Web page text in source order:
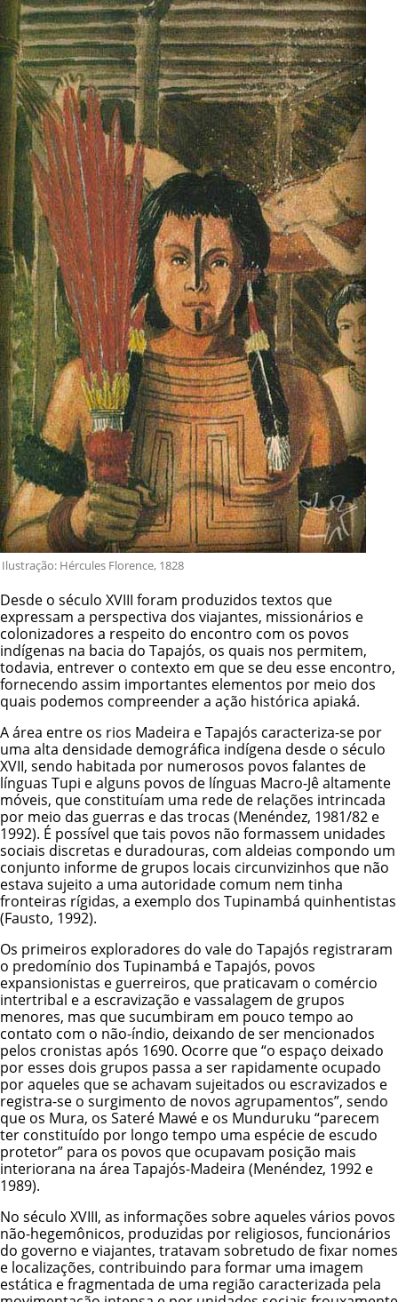
Ilustração: Hércules Florence, 1828
Desde o século XVIII foram produzidos textos que
expressam a perspectiva dos viajantes, missionários e
colonizadores a respeito do encontro com os povos
indígenas na bacia do Tapajós, os quais nos permitem,
todavia, entrever o contexto em que se deu esse encontro,
fornecendo assim importantes elementos por meio dos
quais podemos compreender a ação histórica apiaká.
A área entre os rios Madeira e Tapajós caracteriza-se por
uma alta densidade demográfica indígena desde o século
XVII, sendo habitada por numerosos povos falantes de
línguas Tupi e alguns povos de línguas Macro-Jê altamente
móveis, que constituíam uma rede de relações intrincada
por meio das guerras e das trocas (Menéndez, 1981/82 e
1992). É possível que tais povos não formassem unidades
sociais discretas e duradouras, com aldeias compondo um
conjunto informe de grupos locais circunvizinhos que não
estava sujeito a uma autoridade comum nem tinha
fronteiras rígidas, a exemplo dos Tupinambá quinhentistas
(Fausto, 1992).
Os primeiros exploradores do vale do Tapajós registraram
o predomínio dos Tupinambá e Tapajós, povos
expansionistas e guerreiros, que praticavam o comércio
intertribal e a escravização e vassalagem de grupos
menores, mas que sucumbiram em pouco tempo ao
contato com o não-índio, deixando de ser mencionados
pelos cronistas após 1690. Ocorre que “o espaço deixado
por esses dois grupos passa a ser rapidamente ocupado
por aqueles que se achavam sujeitados ou escravizados e
registra-se o surgimento de novos agrupamentos”, sendo
que os Mura, os Sateré Mawé e os Munduruku “parecem
ter constituído por longo tempo uma espécie de escudo
protetor” para os povos que ocupavam posição mais
interiorana na área Tapajós-Madeira (Menéndez, 1992 e
1989).
No século XVIII, as informações sobre aqueles vários povos
não-hegemônicos, produzidas por religiosos, funcionários
do governo e viajantes, tratavam sobretudo de fixar nomes
e localizações, contribuindo para formar uma imagem
estática e fragmentada de uma região caracterizada pela